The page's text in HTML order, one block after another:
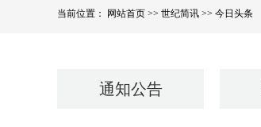
当前位置： 网站首页 >> 世纪简讯 >> 今日头条
通知公告